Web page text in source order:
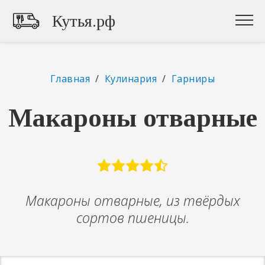
Кутья.рф
Главная / Кулинария / Гарниры
Макароны отварные
Макароны отварные, из твёрдых
сортов пшеницы.